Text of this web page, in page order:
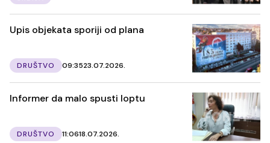
Upis objekata sporiji od plana
DRUŠTVO 09:3523.07.2026.
Informer da malo spusti loptu
DRUŠTVO 11:0618.07.2026.